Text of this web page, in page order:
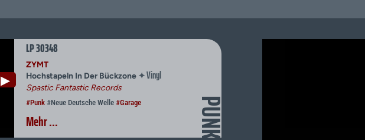
▶
LP 30348
PUNK
ZYMT
Hochstapeln In Der Bückzone ✦Vinyl
Spastic Fantastic Records
#Punk #Neue Deutsche Welle #Garage
Mehr ...